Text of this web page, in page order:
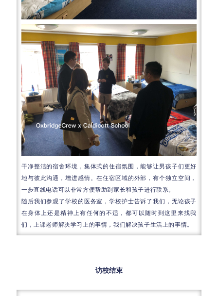
干净整洁的宿舍环境，集体式的住宿氛围，能够让男孩子们更好
地与彼此沟通，增进感情。在住宿区域的外部，有个独立空间，
一步直线电话可以非常方便帮助到家长和孩子进行联系。
随后我们参观了学校的医务室，学校护士告诉了我们，无论孩子
在身体上还是精神上有任何的不适，都可以随时到这里来找我
们，上课老师解决学习上的事情，我们解决孩子生活上的事情。
访校结束